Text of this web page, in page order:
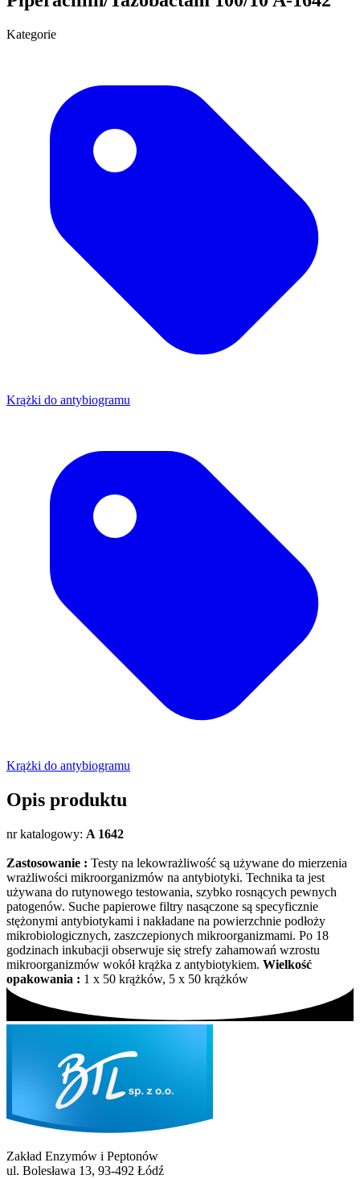
Kategorie
Krążki do antybiogramu
Krążki do antybiogramu
Opis produktu
nr katalogowy: A 1642
Zastosowanie : Testy na lekowrażliwość są używane do mierzenia
wrażliwości mikroorganizmów na antybiotyki. Technika ta jest
używana do rutynowego testowania, szybko rosnących pewnych
patogenów. Suche papierowe filtry nasączone są specyficznie
stężonymi antybiotykami i nakładane na powierzchnie podłoży
mikrobiologicznych, zaszczepionych mikroorganizmami. Po 18
godzinach inkubacji obserwuje się strefy zahamowań wzrostu
mikroorganizmów wokół krążka z antybiotykiem. Wielkość
opakowania : 1 x 50 krążków, 5 x 50 krążków
Zakład Enzymów i Peptonów
ul. Bolesława 13, 93-492 Łódź